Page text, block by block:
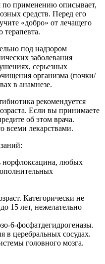
по применению описывает,
средств. Перед его
«добро» от лечащего
терапевта.
под надзором
заболевания
серьезных
организма (почки/
в анамнезе.
рекомендуется
Если вы принимаете
об этом врача.
всеми лекарствами.
норфлоксацина, любых
Категорически не
15 лет, нежелательно
6-фосфатдегидрогеназы.
в церебральных сосудах.
головного мозга.